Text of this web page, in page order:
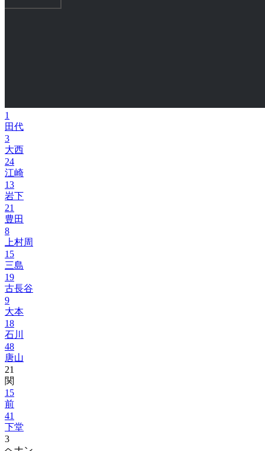
1
田代
3
大西
24
江崎
13
岩下
21
豊田
8
上村周
15
三島
19
古長谷
9
大本
18
石川
48
唐山
21
関
15
前
41
下堂
3